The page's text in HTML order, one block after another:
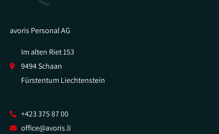
avoris Personal AG
Im alten Riet 153
9494 Schaan
Fürstentum Liechtenstein
+423 375 87 00
office@avoris.li